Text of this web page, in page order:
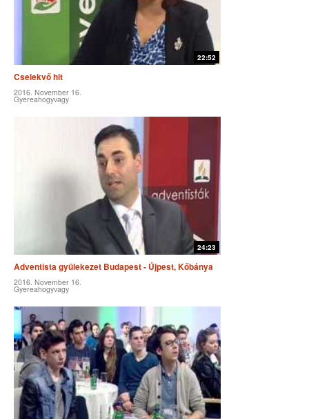
22:52
Cselekvő hit
2016. November 16.
Gyereahogyvagy
24:23
Adventista gyülekezet Budapest - Újpest, Kőbánya
2016. November 16.
Gyereahogyvagy